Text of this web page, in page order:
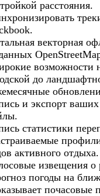
расстояния.
векторная
возможности
до
и экспорт
статистики
активного отдыха.
извещения
погоды на
почасовые